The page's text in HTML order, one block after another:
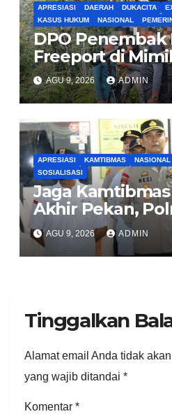
APRESIASI DAERAH DUKACITA
KASUS HUKUM
NASIONAL
DPO Penembak
Freeport di
Satgas Amole-
Tembagapura
AGU 9, 2026 ADMIN
APRESIASI KAMTIBMAS NASIONAL
SOSIALISASI
Jaga
Akhir Pekan,
Gelar KRYD
Pilar
AGU 9, 2026 ADMIN
Tinggalkan
Alamat email Anda tidak
yang wajib ditandai *
Komentar *